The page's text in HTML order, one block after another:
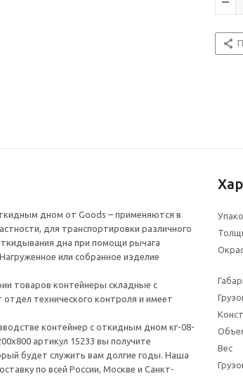
дном от Goods – применяются в
для транспортировки различного
дна при помощи рычага
или собранное изделие
товаров контейнеры складные с
технического контроля и имеет
контейнер с откидным дном кг-08-
артикул 15233 вы получите
будет служить вам долгие годы. Наша
по всей России, Москве и Санкт-
Вес